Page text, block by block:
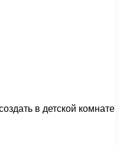
в детской комнате